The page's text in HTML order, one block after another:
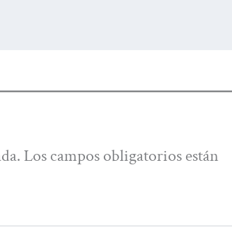
Los campos obligatorios están